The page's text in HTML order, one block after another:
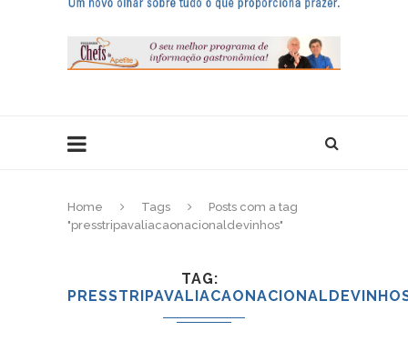
Home Tags
Posts com a tag
"presstripavaliacaonacionaldevinhos"
TAG